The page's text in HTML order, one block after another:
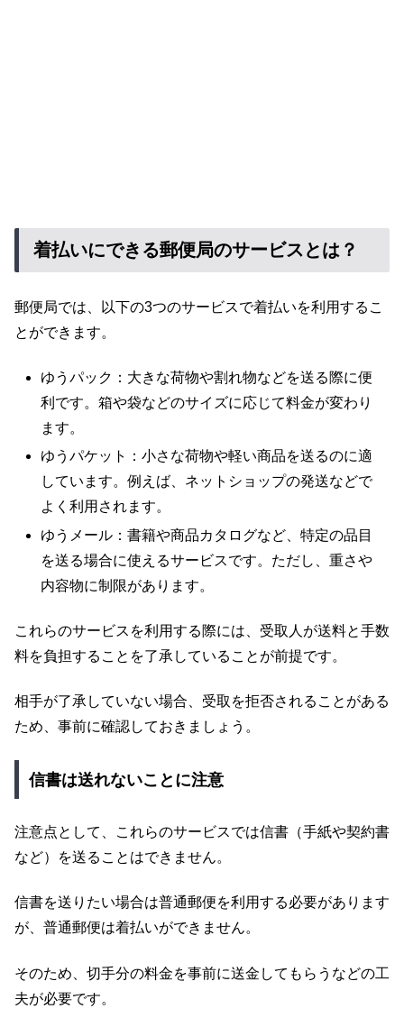
着払いにできる郵便局のサービスとは？
郵便局では、以下の3つのサービスで着払いを利用するこ
とができます。
ゆうパック：大きな荷物や割れ物などを送る際に便
利です。箱や袋などのサイズに応じて料金が変わり
ます。
ゆうパケット：小さな荷物や軽い商品を送るのに適
しています。例えば、ネットショップの発送などで
よく利用されます。
ゆうメール：書籍や商品カタログなど、特定の品目
を送る場合に使えるサービスです。ただし、重さや
内容物に制限があります。
これらのサービスを利用する際には、受取人が送料と手数
料を負担することを了承していることが前提です。
相手が了承していない場合、受取を拒否されることがある
ため、事前に確認しておきましょう。
信書は送れないことに注意
注意点として、これらのサービスでは信書（手紙や契約書
など）を送ることはできません。
信書を送りたい場合は普通郵便を利用する必要があります
が、普通郵便は着払いができません。
そのため、切手分の料金を事前に送金してもらうなどの工
夫が必要です。